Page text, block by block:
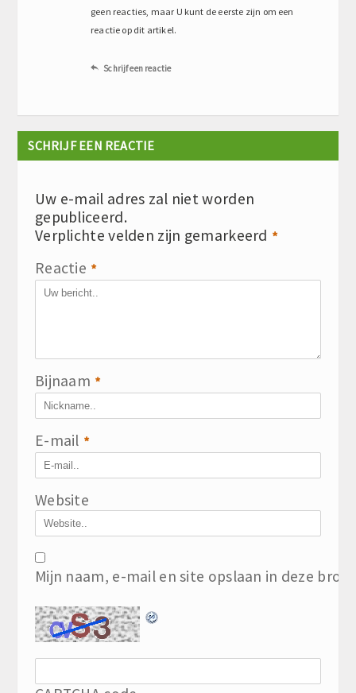
geen reacties, maar U kunt de eerste zijn om een
reactie op dit artikel.
 Schrijf een reactie
SCHRIJF EEN REACTIE
Uw e-mail adres zal niet worden
gepubliceerd.
Verplichte velden zijn gemarkeerd *
Reactie *
Bijnaam *
E-mail *
Website
Mijn naam, e-mail en site opslaan in deze